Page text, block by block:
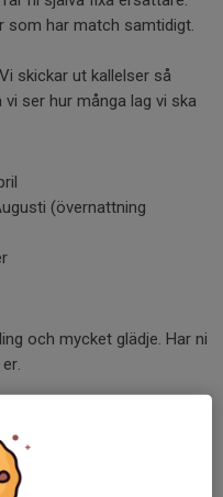
som har match samtidigt.
skickar ut kallelser så
ser hur många lag vi ska
(övernattning
och mycket glädje. Har ni